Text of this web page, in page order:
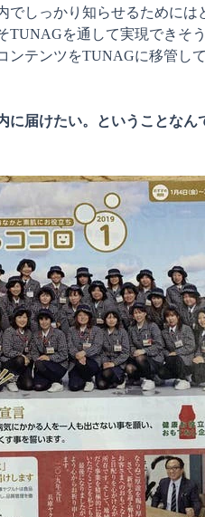
でしっかり知らせるためには
TUNAGを通して実現できそ
ンテンツをTUNAGに移管し
に届けたい。ということなん